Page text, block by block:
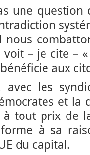
une
nous
voit – je cite –
aux
les
et la
tout prix de
à sa
du capital.